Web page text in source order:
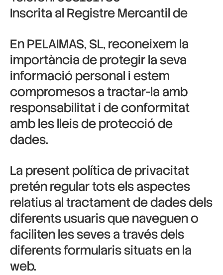
Inscrita al Registre Mercantil de
En PELAIMAS, SL, reconeixem la
importància de protegir la seva
informació personal i estem
compromesos a tractar-la amb
responsabilitat i de conformitat
amb les lleis de protecció de
dades.
La present política de privacitat
pretén regular tots els aspectes
relatius al tractament de dades dels
diferents usuaris que naveguen o
faciliten les seves a través dels
diferents formularis situats en la
web.